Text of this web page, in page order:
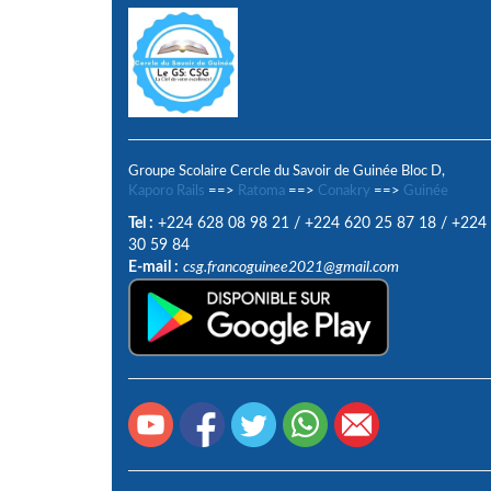
Groupe Scolaire Cercle du Savoir de Guinée Bloc D,
Kaporo Rails ==> Ratoma ==> Conakry ==> Guinée
Tel : +224 628 08 98 21 / +224 620 25 87 18 / +224
30 59 84
E-mail : csg.francoguinee2021@gmail.com